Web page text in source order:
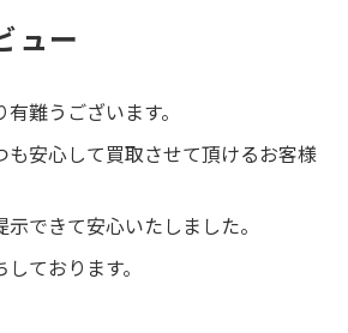
ュー
難うございます。
も安心して買取させて頂けるお客様
できて安心いたしました。
ております。